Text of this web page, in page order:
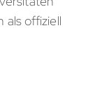
als offiziell